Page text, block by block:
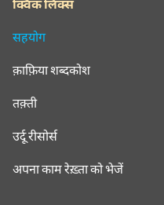
क्विक लिंक्स
सहयोग
क़ाफ़िया शब्दकोश
तक़्ती
उर्दू रीसोर्स
अपना काम रेख़्ता को भेजें